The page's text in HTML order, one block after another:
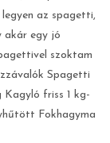
legyen az spagetti,
akár egy jó
szoktam
Spagetti
friss 1 kg-
Fokhagyma